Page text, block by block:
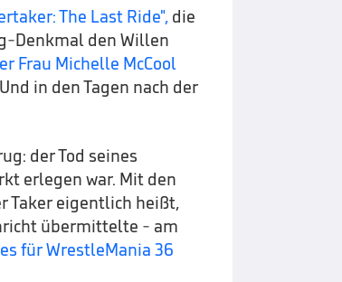
The Last Ride", die
Denkmal den Willen
Frau Michelle McCool
in den Tagen nach der
der Tod seines
erlegen war. Mit den
Taker eigentlich heißt,
übermittelte - am
für WrestleMania 36